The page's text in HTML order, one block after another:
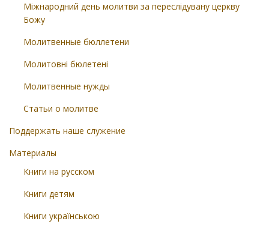
Міжнародний день молитви за переслідувану церкву
Божу
Молитвенные бюллетени
Молитовні бюлетені
Молитвенные нужды
Статьи о молитве
Поддержать наше служение
Материалы
Книги на русском
Книги детям
Книги українською